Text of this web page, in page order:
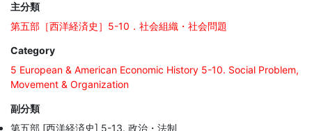
主分類
第五部［西洋経済史］5-10．社会組織・社会問題
Category
5 European & American Economic History 5-10. Social Problem,
Movement & Organization
副分類
第五部 [西洋経済史] 5-13. 政治・法制